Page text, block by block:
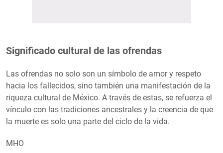
Significado cultural de las ofrendas
Las ofrendas no solo son un símbolo de amor y respeto
hacia los fallecidos, sino también una manifestación de la
riqueza cultural de México. A través de estas, se refuerza el
vínculo con las tradiciones ancestrales y la creencia de que
la muerte es solo una parte del ciclo de la vida.
MHO